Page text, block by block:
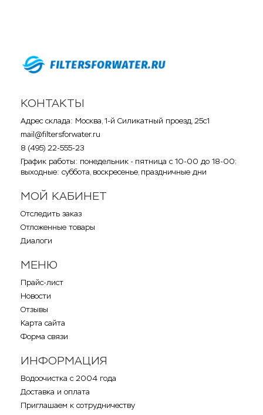
КОНТАКТЫ
Адрес склада: Москва, 1-й Силикатный проезд, 25с1
mail@filtersforwater.ru
8 (495) 22-555-23
График работы: понедельник - пятница с 10-00 до 18-00;
выходные: суббота, воскресенье, праздничные дни
МОЙ КАБИНЕТ
Отследить заказ
Отложенные товары
Диалоги
МЕНЮ
Прайс-лист
Новости
Отзывы
Карта сайта
Форма связи
ИНФОРМАЦИЯ
Водоочистка с 2004 года
Доставка и оплата
Приглашаем к сотрудничеству